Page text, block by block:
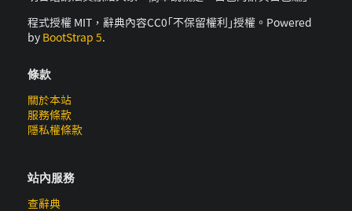
程式授權 MIT，辭典內容CC0｢不保留權利｣授權。Powered
by BootStrap 5.
條款
關於本站
服務條款
隱私權條款
站內服務
查辭典